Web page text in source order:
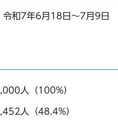
令和7年6月18日～7月9日
人（100%）
人（48.4%）